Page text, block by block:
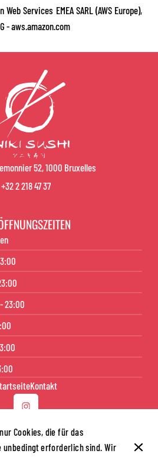
Web Services EMEA SARL (AWS Europe),
- aws.amazon.com
52, 1000 Bruxelles
+32 2 218 47 37
23:00
Kontakt
Sushi 2026
Cookies, die für das
unbedingt erforderlich sind. Wir